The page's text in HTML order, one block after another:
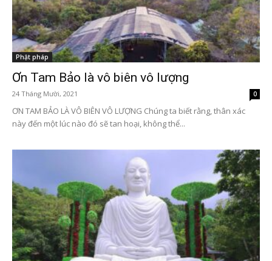
Phật pháp
Ơn Tam Bảo là vô biên vô lượng
24 Tháng Mười, 2021 0
ƠN TAM BẢO LÀ VÔ BIÊN VÔ LƯỢNG Chúng ta biết rằng, thân xác
này đến một lúc nào đó sẽ tan hoại, không thể...